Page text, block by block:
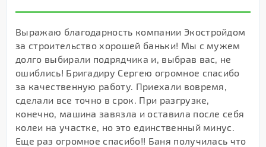
Выражаю благодарность компании Экостройдом
за строительство хорошей баньки! Мы с мужем
долго выбирали подрядчика и, выбрав вас, не
ошиблись! Бригадиру Сергею огромное спасибо
за качественную работу. Приехали вовремя,
сделали все точно в срок. При разгрузке,
конечно, машина завязла и оставила после себя
колеи на участке, но это единственный минус.
Еще раз огромное спасибо!! Баня получилась что